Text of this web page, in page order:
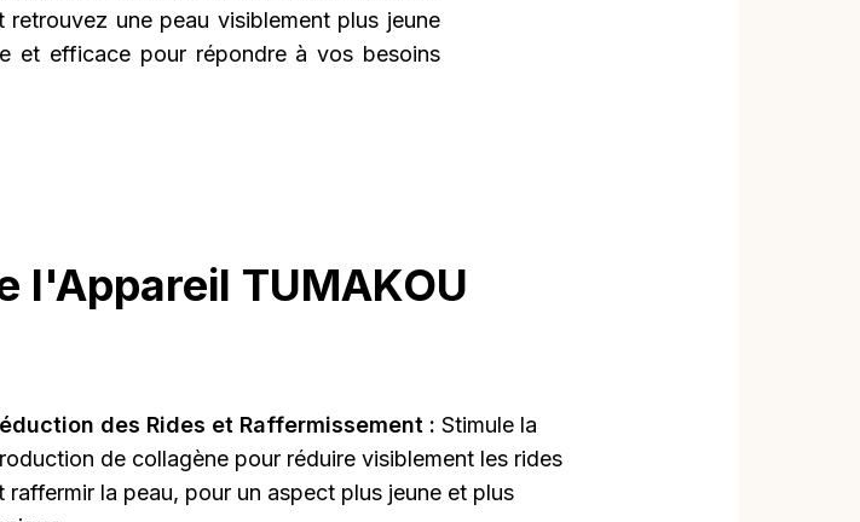
une peau visiblement plus jeune
et efficace pour répondre à vos besoins
l'Appareil TUMAKOU
des Rides et Raffermissement :Stimule la
de collagène pour réduire visiblement les rides
raffermir la peau, pour un aspect plus jeune et plus